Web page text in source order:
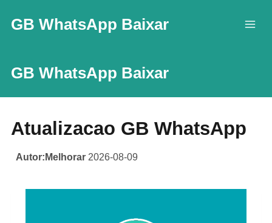
GB WhatsApp Baixar
GB WhatsApp Baixar
Atualizacao GB WhatsApp
Autor:Melhorar 2026-08-09